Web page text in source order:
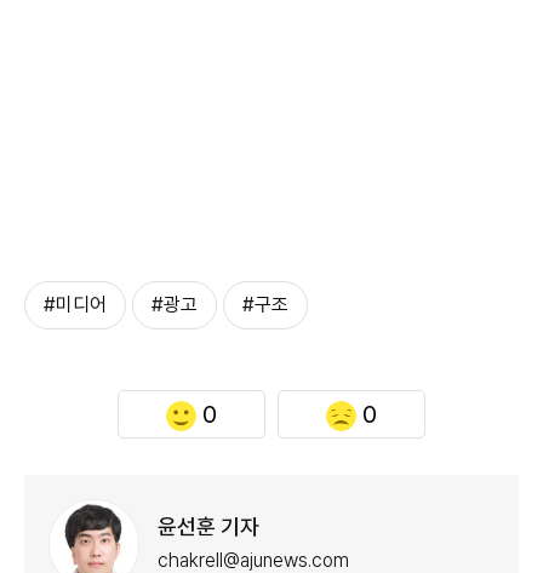
#미디어 #광고 #구조
0 0
윤선훈 기자
chakrell@ajunews.com